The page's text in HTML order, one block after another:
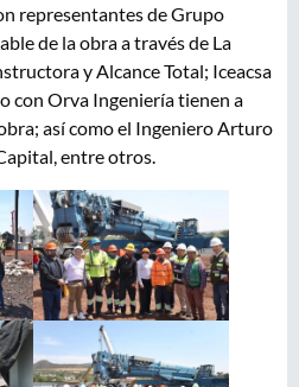
representantes de Grupo
de la obra a través de La
y Alcance Total; Iceacsa
con Orva Ingeniería tienen a
así como el Ingeniero Arturo
entre otros.